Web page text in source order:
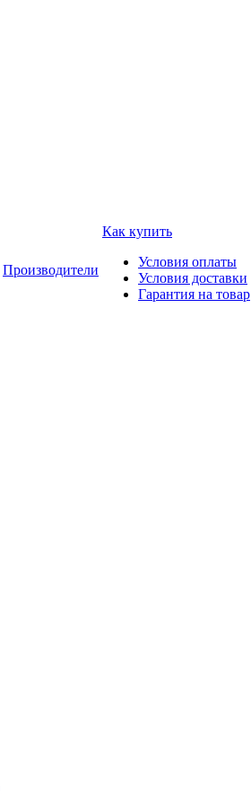
Производители
Как купить
Условия оплаты
Условия доставки
Гарантия на товар